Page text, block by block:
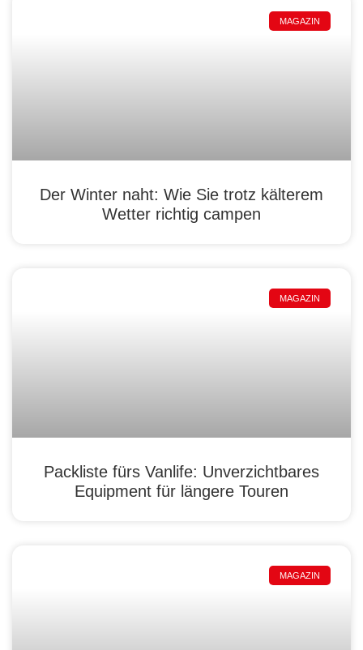
MAGAZIN
Der Winter naht: Wie Sie trotz kälterem
Wetter richtig campen
MAGAZIN
Packliste fürs Vanlife: Unverzichtbares
Equipment für längere Touren
MAGAZIN